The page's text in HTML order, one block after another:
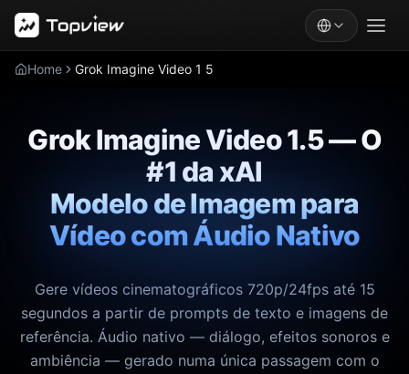
Home Grok Imagine Video 1 5
Grok Imagine Video 1.5 — O
#1 da xAI
Modelo de Imagem para
Vídeo com Áudio Nativo
Gere vídeos cinematográficos 720p/24fps até 15
segundos a partir de prompts de texto e imagens de
referência. Áudio nativo — diálogo, efeitos sonoros e
ambiência — gerado numa única passagem com o